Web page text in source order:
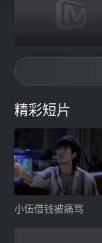
精彩短片
小伍借钱被痛骂